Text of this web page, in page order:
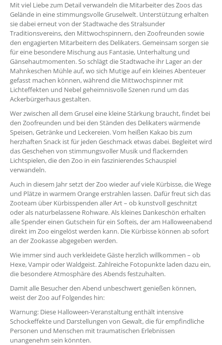
Mit viel Liebe zum Detail verwandeln die Mitarbeiter des Zoos das
Gelände in eine stimmungsvolle Gruselwelt. Unterstützung erhalten
sie dabei erneut von der Stadtwache des Stralsunder
Traditionsvereins, den Mittwochspinnern, den Zoofreunden sowie
den engagierten Mitarbeitern des Delikaters. Gemeinsam sorgen sie
für eine besondere Mischung aus Fantasie, Unterhaltung und
Gänsehautmomenten. So schlägt die Stadtwache ihr Lager an der
Mahnkeschen Mühle auf, wo sich Mutige auf ein kleines Abenteuer
gefasst machen können, während die Mittwochspinner mit
Lichteffekten und Nebel geheimnisvolle Szenen rund um das
Ackerbürgerhaus gestalten.
Wer zwischen all dem Grusel eine kleine Stärkung braucht, findet bei
den Zoofreunden und bei den Ständen des Delikaters wärmende
Speisen, Getränke und Leckereien. Vom heißen Kakao bis zum
herzhaften Snack ist für jeden Geschmack etwas dabei. Begleitet wird
das Geschehen von stimmungsvoller Musik und flackernden
Lichtspielen, die den Zoo in ein faszinierendes Schauspiel
verwandeln.
Auch in diesem Jahr setzt der Zoo wieder auf viele Kürbisse, die Wege
und Plätze in warmem Orange erstrahlen lassen. Dafür freut sich das
Zooteam über Kürbisspenden aller Art – ob kunstvoll geschnitzt
oder als naturbelassene Rohware. Als kleines Dankeschön erhalten
alle Spender einen Gutschein für ein Softeis, der am Halloweenabend
direkt im Zoo eingelöst werden kann. Die Kürbisse können ab sofort
an der Zookasse abgegeben werden.
Wie immer sind auch verkleidete Gäste herzlich willkommen – ob
Hexe, Vampir oder Waldgeist. Zahlreiche Fotopunkte laden dazu ein,
die besondere Atmosphäre des Abends festzuhalten.
Damit alle Besucher den Abend unbeschwert genießen können,
weist der Zoo auf Folgendes hin:
Warnung: Diese Halloween-Veranstaltung enthält intensive
Schockeffekte und Darstellungen von Gewalt, die für empfindliche
Personen und Menschen mit traumatischen Erlebnissen
unangenehm sein könnten.